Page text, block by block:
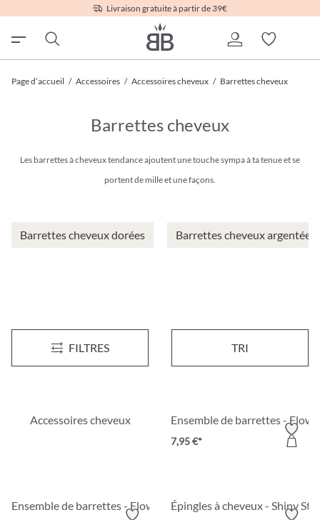
Livraison gratuite à partir de 39€
Page d’accueil / Accessoires / Accessoires cheveux / Barrettes cheveux
Barrettes cheveux
Les barrettes à cheveux tendance ajoutent une touche sympa à ta tenue et se
portent de mille et une façons.
Barrettes cheveux dorées Barrettes cheveux argentées
FILTRES TRI
Accessoire pour cheveux - GlamourBarrette - Ivory Flower
Accessoires cheveux Ensemble de barrettes -
7,95 €*
Ensemble de barrettes - Flower DreamÉpingles à cheveux - Shiny